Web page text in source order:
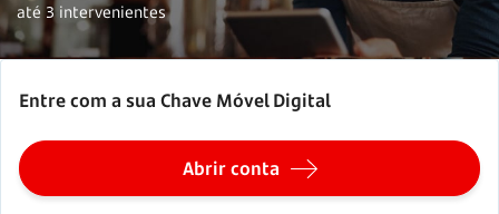
até 3 intervenientes
Entre com a sua Chave Móvel Digital
Abrir conta